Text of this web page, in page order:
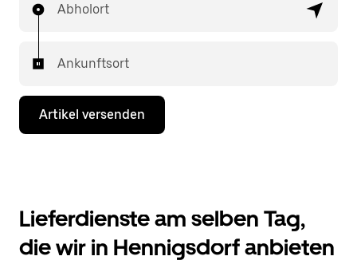
Abholort
Ankunftsort
Artikel versenden
Lieferdienste am selben Tag,
die wir in Hennigsdorf anbieten